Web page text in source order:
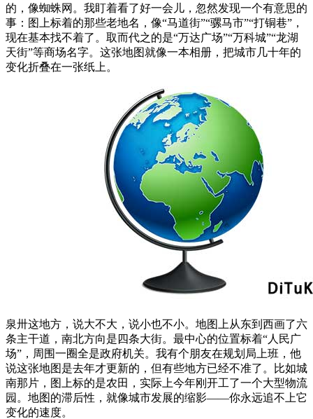
的，像蜘蛛网。我盯着看了好一会儿，忽然发现一个有意思的
事：图上标着的那些老地名，像“马道街”“骡马市”“打铜巷”，
现在基本找不着了。取而代之的是“万达广场”“万科城”“龙湖
天街”等商场名字。这张地图就像一本相册，把城市几十年的
变化折叠在一张纸上。
泉卅这地方，说大不大，说小也不小。地图上从东到西画了六
条主干道，南北方向是四条大街。最中心的位置标着“人民广
场”，周围一圈全是政府机关。我有个朋友在规划局上班，他
说这张地图是去年才更新的，但有些地方已经不准了。比如城
南那片，图上标的是农田，实际上今年刚开工了一个大型物流
园。地图的滞后性，就像城市发展的缩影——你永远追不上它
变化的速度。